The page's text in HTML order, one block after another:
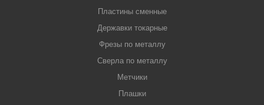
Пластины сменные
Державки токарные
Фрезы по металлу
Сверла по металлу
Метчики
Плашки